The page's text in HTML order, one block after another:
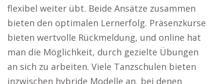
flexibel weiter übt. Beide Ansätze zusammen
bieten den optimalen Lernerfolg. Präsenzkurse
bieten wertvolle Rückmeldung, und online hat
man die Möglichkeit, durch gezielte Übungen
an sich zu arbeiten. Viele Tanzschulen bieten
inzwischen hybride Modelle an, bei denen